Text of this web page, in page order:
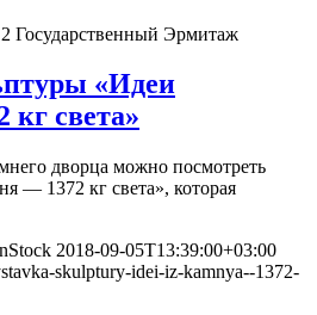
Государственный Эрмитаж
«Идеи
света»
дворца можно посмотреть
— 1372 кг света», которая
2018-09-05T13:39:00+03:00
skulptury-idei-iz-kamnya--1372-